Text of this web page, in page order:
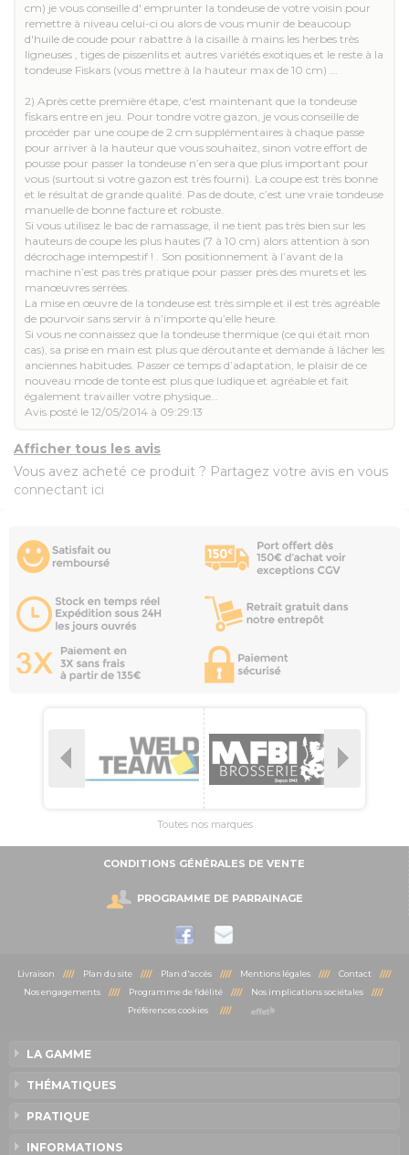
cm) je vous conseille d' emprunter la tondeuse de votre voisin pour
remettre à niveau celui-ci ou alors de vous munir de beaucoup
d'huile de coude pour rabattre à la cisaille à mains les herbes très
ligneuses , tiges de pissenlits et autres variétés exotiques et le reste à la
tondeuse Fiskars (vous mettre à la hauteur max de 10 cm) ...
2) Après cette première étape, c'est maintenant que la tondeuse
fiskars entre en jeu. Pour tondre votre gazon, je vous conseille de
procéder par une coupe de 2 cm supplémentaires à chaque passe
pour arriver à la hauteur que vous souhaitez, sinon votre effort de
pousse pour passer la tondeuse n’en sera que plus important pour
vous (surtout si votre gazon est très fourni). La coupe est très bonne
et le résultat de grande qualité. Pas de doute, c’est une vraie tondeuse
manuelle de bonne facture et robuste.
Si vous utilisez le bac de ramassage, il ne tient pas très bien sur les
hauteurs de coupe les plus hautes (7 à 10 cm) alors attention à son
décrochage intempestif ! . Son positionnement à l’avant de la
machine n’est pas très pratique pour passer près des murets et les
manœuvres serrées.
La mise en œuvre de la tondeuse est très simple et il est très agréable
de pourvoir sans servir à n’importe qu’elle heure.
Si vous ne connaissez que la tondeuse thermique (ce qui était mon
cas), sa prise en main est plus que déroutante et demande à lâcher les
anciennes habitudes. Passer ce temps d’adaptation, le plaisir de ce
nouveau mode de tonte est plus que ludique et agréable et fait
également travailler votre physique…
Avis posté le 12/05/2014 à 09:29:13
Afficher tous les avis
Vous avez acheté ce produit ? Partagez votre avis en vous
connectant ici
Toutes nos marques
CONDITIONS GÉNÉRALES DE VENTE
PROGRAMME DE PARRAINAGE
Livraison //// Plan du site //// Plan d'accès //// Mentions légales //// Contact ////
Nos engagements//// Programme de fidélité//// Nos implications sociétales////
Préférences cookies
////
LA GAMME
THÉMATIQUES
PRATIQUE
INFORMATIONS